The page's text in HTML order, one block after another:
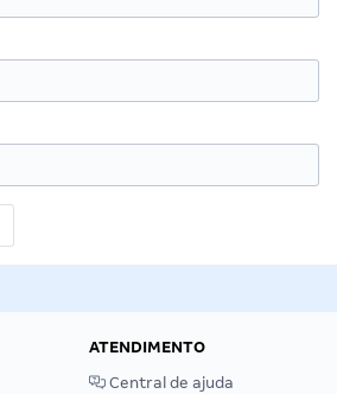
ATENDIMENTO
Central de ajuda